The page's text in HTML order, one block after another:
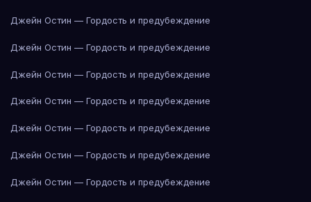
Джейн Остин — Гордость и предубеждение
Джейн Остин — Гордость и предубеждение
Джейн Остин — Гордость и предубеждение
Джейн Остин — Гордость и предубеждение
Джейн Остин — Гордость и предубеждение
Джейн Остин — Гордость и предубеждение
Джейн Остин — Гордость и предубеждение